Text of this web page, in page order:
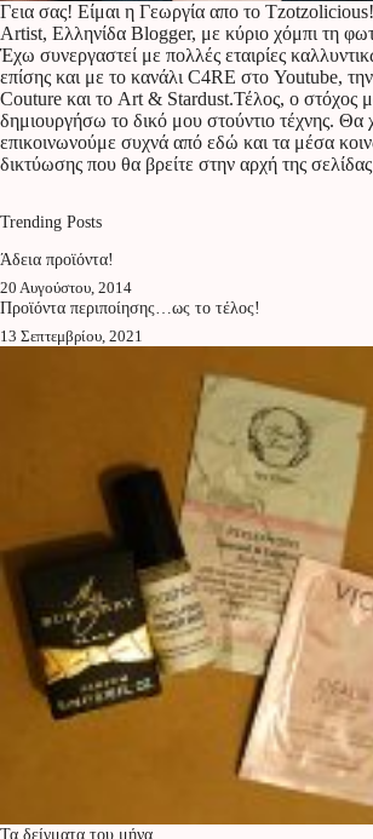
Γεια σας! Είμαι η Γεωργία απο το
Artist, Ελληνίδα Blogger, με κύριο χόμπι τη
Έχω συνεργαστεί με πολλές εταιρίες
επίσης και με το κανάλι C4RE στο Youtube,
Couture και το Art & Stardust.Τέλος, ο στόχος
δημιουργήσω το δικό μου στούντιο τέχνης. Θα
επικοινωνούμε συχνά από εδώ και τα μέσα
δικτύωσης που θα βρείτε στην αρχή της
Trending Posts
Άδεια προϊόντα!
20 Αυγούστου, 2014
Προϊόντα περιποίησης…ως το τέλος!
13 Σεπτεμβρίου, 2021
Τα δείγματα του μήνα…